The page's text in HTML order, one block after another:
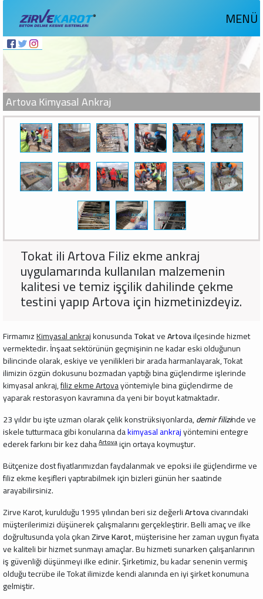
MENÜ
Artova Kimyasal Ankraj
Tokat ili Artova Filiz ekme ankraj
uygulamarında kullanılan malzemenin
kalitesi ve temiz işçilik dahilinde çekme
testini yapıp Artova için hizmetinizdeyiz.
FirmamızKimyasal ankrajkonusundaTokatveArtovailçesinde hizmet
vermektedir. İnşaat sektörünün geçmişinin ne kadar eski olduğunun
bilincinde olarak, eskiye ve yenilikleri bir arada harmanlayarak, Tokat
ilimizin özgün dokusunu bozmadan yaptığı bina güçlendirme işlerinde
kimyasal ankraj,filiz ekme Artovayöntemiyle bina güçlendirme de
yaparak restorasyon kavramına da yeni bir boyut katmaktadır.
23 yıldır bu işte uzman olarak çelik konstrüksiyonlarda,demir filizinde ve
iskele tutturmaca gibi konularına dakimyasal ankrajyöntemini entegre
ederek farkını bir kez dahaArtovaiçin ortaya koymuştur.
Bütçenize dost fiyatlarımızdan faydalanmak ve epoksi ile güçlendirme ve
filiz ekme keşifleri yaptırabilmek için bizleri günün her saatinde
arayabilirsiniz.
Zirve Karot, kurulduğu 1995 yılından beri siz değerliArtovacivarındaki
müşterilerimizi düşünerek çalışmalarını gerçekleştirir. Belli amaç ve ilke
doğrultusunda yola çıkanZirve Karot,müşterisine her zaman uygun fiyata
ve kaliteli bir hizmet sunmayı amaçlar. Bu hizmeti sunarken çalışanlarının
iş güvenliği düşünmeyi ilke edinir. Şirketimiz, bu kadar senenin vermiş
olduğu tecrübe ile Tokat ilimizde kendi alanında en iyi şirket konumuna
gelmiştir.